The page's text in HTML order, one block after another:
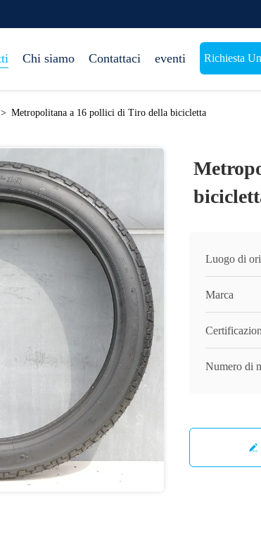
Chi siamo Contattaci eventi Richiesta
> Metropolitana a 16 pollici di Tiro della bicicletta
Luogo di
Marca
Numero di